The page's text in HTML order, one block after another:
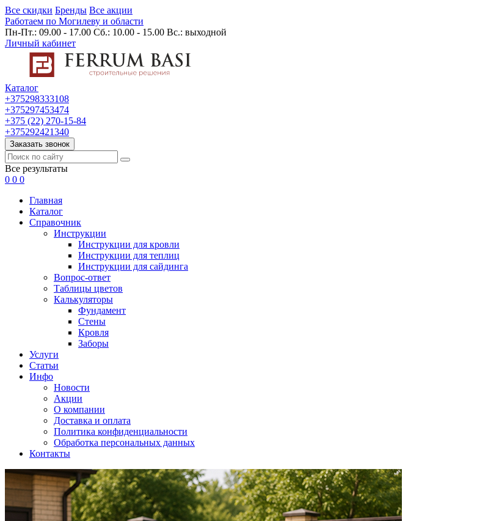
Все скидки Бренды Все акции
Работаем по Могилеву и области
Пн-Пт.: 09.00 - 17.00 Сб.: 10.00 - 15.00 Вс.: выходной
Личный кабинет
Каталог
+375298333108
+375297453474
+375 (22) 270-15-84
+375292421340
Заказать звонок
Все результаты
0 0 0
Главная
Каталог
Cправочник
Инструкции
Инструкции для кровли
Инструкции для теплиц
Инструкции для сайдинга
Вопрос-ответ
Таблицы цветов
Калькуляторы
Фундамент
Стены
Кровля
Заборы
Услуги
Статьи
Инфо
Новости
Акции
О компании
Доставка и оплата
Политика конфиденциальности
Обработка персональных данных
Контакты